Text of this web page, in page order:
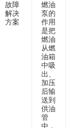
故障
解决
方案
燃油
泵的
作用
是把
燃油
从燃
油箱
中吸
出、
加压
后输
送到
供油
管
中，